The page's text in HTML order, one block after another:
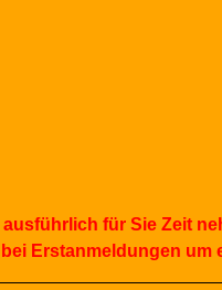
ausführlich für Sie Zeit
bei Erstanmeldungen um